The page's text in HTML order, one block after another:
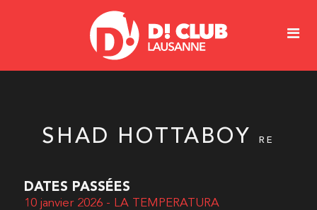
SHAD HOTTABOY RE
DATES PASSÉES
10 janvier 2026 - LA TEMPERATURA